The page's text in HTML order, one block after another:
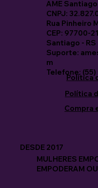
AME Santiago
CNPJ:
Rua Pinheiro
CEP: 97700-
Santiago - RS
Suporte:
m
Telefone:
Política
Política
Compra
DESDE 2017
MULHERES
EMPODERAM